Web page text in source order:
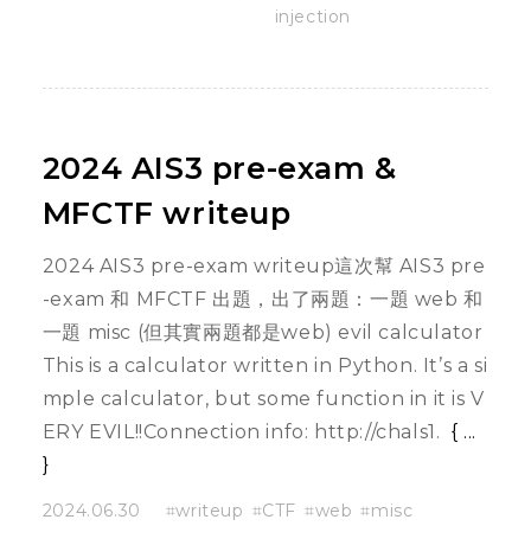
injection
2024 AIS3 pre-exam &
MFCTF writeup
2024 AIS3 pre-exam writeup這次幫 AIS3 pre
-exam 和 MFCTF 出題，出了兩題：一題 web 和
一題 misc (但其實兩題都是web) evil calculator
This is a calculator written in Python. It’s a si
mple calculator, but some function in it is V
ERY EVIL!!Connection info: http://chals1.
...
2024.06.30 writeup CTF web misc